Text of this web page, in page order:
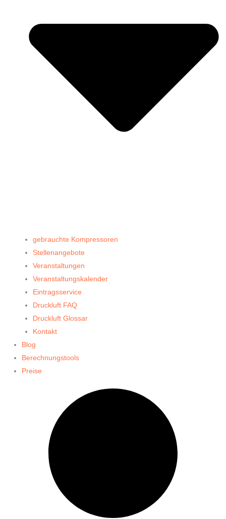
gebrauchte Kompressoren
Stellenangebote
Veranstaltungen
Veranstaltungskalender
Eintragsservice
Druckluft FAQ
Druckluft Glossar
Kontakt
Blog
Berechnungstools
Preise